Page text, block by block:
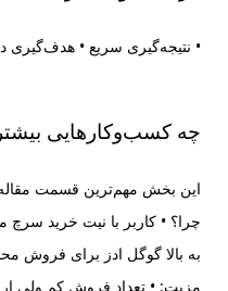
• نتیجه‌گیری سریع • هدف‌گیری
چه کسب‌وکارهایی
مزیت: • تعداد فروش کم ولی ارزش قرارداد بالا